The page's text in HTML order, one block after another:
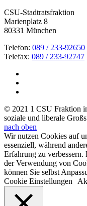
CSU-Stadtratsfraktion
Marienplatz 8
80331 München
Telefon: 089 / 233-92650
Telefax: 089 / 233-92747
© 2021 1 CSU Fraktion
soziale und liberale
nach oben
Wir nutzen Cookies auf
essenziell, während
Erfahrung zu
der Verwendung von
können Sie selbst
Cookie Einstellungen